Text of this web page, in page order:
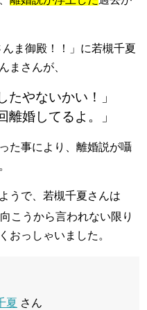
ま御殿！！」に若槻千夏
まさんが、
たやないかい！」
離婚してるよ。」
た事により、離婚説が囁
うで、若槻千夏さんは
向こうから言われない限り
おっしゃいました。
夏 さん